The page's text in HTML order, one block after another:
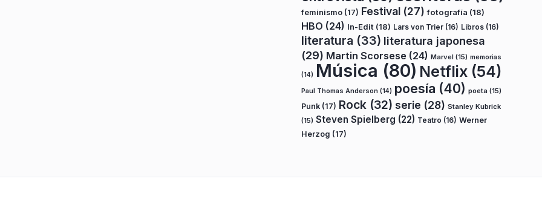
feminismo (17) Festival (27) fotografía (18)
HBO (24) In-Edit (18) Lars von Trier (16) Libros (16)
literatura (33) literatura japonesa
(29) Martin Scorsese (24) Marvel (15) memorias
(14) Música (80) Netflix (54)
Paul Thomas Anderson (14) poesía (40) poeta (15)
Punk (17) Rock (32) serie (28) Stanley Kubrick
(15) Steven Spielberg (22) Teatro (16) Werner
Herzog (17)